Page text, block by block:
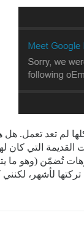
لم تعد
تُضمّن (وهو